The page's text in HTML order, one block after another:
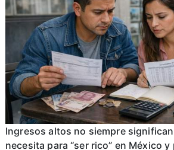
Ingresos altos no siempre
necesita para “ser rico” en México y